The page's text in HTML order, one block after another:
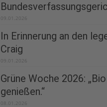
09.01.2026
In Erinnerung an den
Craig
09.01.2026
Grüne Woche 2026:
genießen.“
08.01.2026